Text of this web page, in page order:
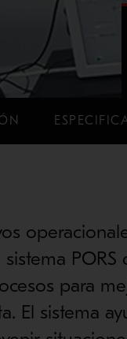
sistema
para
El sistema